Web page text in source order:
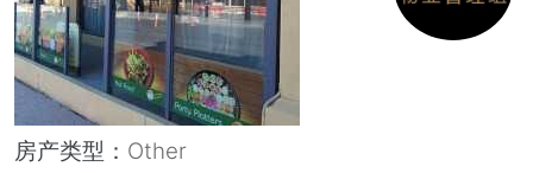
房产类型： Other